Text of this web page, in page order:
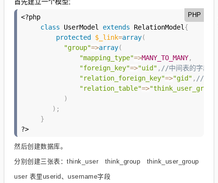
PHP
<?php
class
UserModel extends RelationModel {
protected $_link=array(
"group"=>array(
"mapping_type"=>MANY_TO_MANY,
"foreign_key"=>"uid" , //中间表的字
"relation_foreign_key"=>"gid" , //中
"relation_table"=>
)
) ;
}
?>
然后创建数据库。
分别创建三张表：think_user think_group think_user_group
user 表里userid、username字段